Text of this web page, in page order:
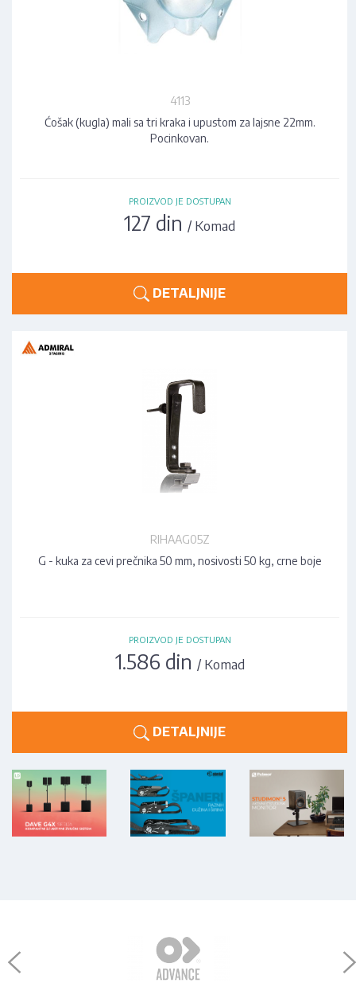
4113
Ćošak (kugla) mali sa tri kraka i upustom za lajsne 22mm.
Pocinkovan.
PROIZVOD JE DOSTUPAN
127 din / Komad
DETALJNIJE
RIHAAG05Z
G - kuka za cevi prečnika 50 mm, nosivosti 50 kg, crne boje
PROIZVOD JE DOSTUPAN
1.586 din / Komad
DETALJNIJE